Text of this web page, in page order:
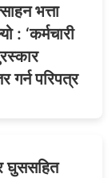
भत्ता
: ‘कर्मचारी
गर्न परिपत्र
घुससहित